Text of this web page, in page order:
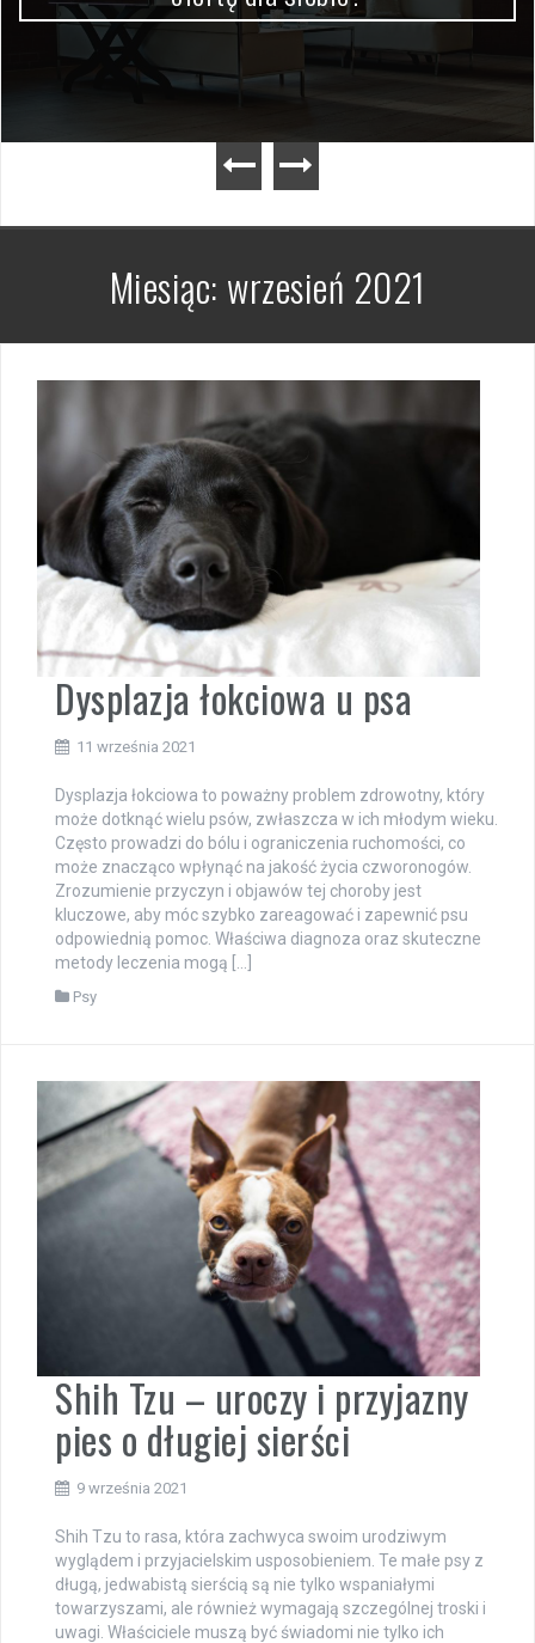
Miesiąc: wrzesień 2021
Dysplazja łokciowa u psa
11 września 2021
Dysplazja łokciowa to poważny problem zdrowotny, który
może dotknąć wielu psów, zwłaszcza w ich młodym wieku.
Często prowadzi do bólu i ograniczenia ruchomości, co
może znacząco wpłynąć na jakość życia czworonogów.
Zrozumienie przyczyn i objawów tej choroby jest
kluczowe, aby móc szybko zareagować i zapewnić psu
odpowiednią pomoc. Właściwa diagnoza oraz skuteczne
metody leczenia mogą […]
Psy
Shih Tzu – uroczy i przyjazny
pies o długiej sierści
9 września 2021
Shih Tzu to rasa, która zachwyca swoim urodziwym
wyglądem i przyjacielskim usposobieniem. Te małe psy z
długą, jedwabistą sierścią są nie tylko wspaniałymi
towarzyszami, ale również wymagają szczególnej troski i
uwagi. Właściciele muszą być świadomi nie tylko ich